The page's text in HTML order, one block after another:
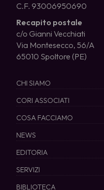
C.F. 93006950690
Recapito postale
c/o Gianni Vecchiati
Via Montesecco, 56/A
65010 Spoltore (PE)
CHI SIAMO
CORI ASSOCIATI
COSA FACCIAMO
NEWS
EDITORIA
SERVIZI
BIBLIOTECA